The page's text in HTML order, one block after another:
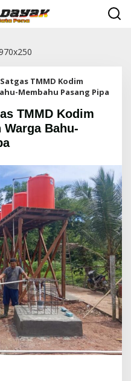
TMMD Kodim
Membahu Pasang Pipa
TMMD Kodim
Bahu-